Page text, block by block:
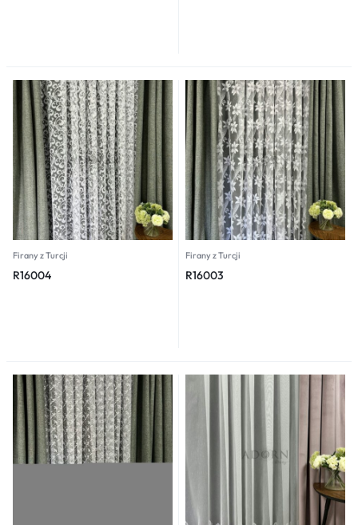
Firany z Turcji
R16004
Firany z Turcji
R16003